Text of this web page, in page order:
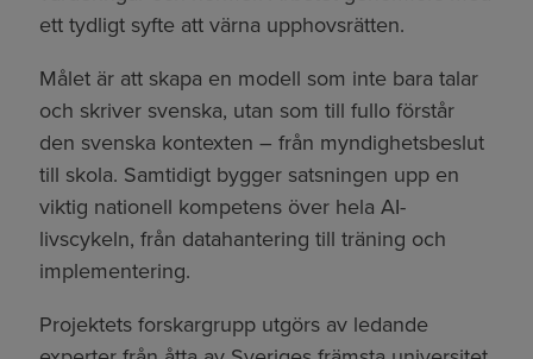
ett tydligt syfte att värna upphovsrätten.
Målet är att skapa en modell som inte bara talar
och skriver svenska, utan som till fullo förstår
den svenska kontexten – från myndighetsbeslut
till skola. Samtidigt bygger satsningen upp en
viktig nationell kompetens över hela AI-
livscykeln, från datahantering till träning och
implementering.
Projektets forskargrupp utgörs av ledande